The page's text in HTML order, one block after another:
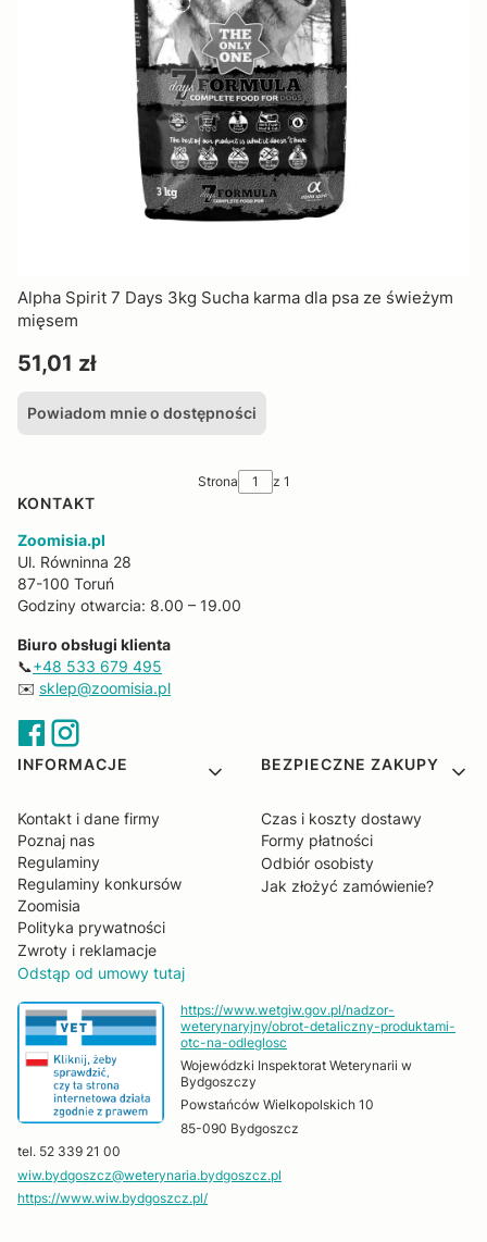
Alpha Spirit 7 Days 3kg Sucha karma dla psa ze świeżym
mięsem
Cena
51,01 zł
Powiadom mnie o dostępności
Strona z 1
KONTAKT
Zoomisia.pl
Ul. Równinna 28
87-100 Toruń
Godziny otwarcia: 8.00 – 19.00
Biuro obsługi klienta
📞+48 533 679 495
✉️ sklep@zoomisia.pl
Linki w stopce
INFORMACJE
Kontakt i dane firmy
Poznaj nas
Regulaminy
Regulaminy konkursów
Zoomisia
Polityka prywatności
Zwroty i reklamacje
Odstąp od umowy tutaj
BEZPIECZNE ZAKUPY
Czas i koszty dostawy
Formy płatności
Odbiór osobisty
Jak złożyć zamówienie?
https://www.wetgiw.gov.pl/nadzor-
weterynaryjny/obrot-detaliczny-produktami-
otc-na-odleglosc
Wojewódzki Inspektorat Weterynarii w
Bydgoszczy
Powstańców Wielkopolskich 10
85-090 Bydgoszcz
tel. 52 339 21 00
wiw.bydgoszcz@weterynaria.bydgoszcz.pl
https://www.wiw.bydgoszcz.pl/